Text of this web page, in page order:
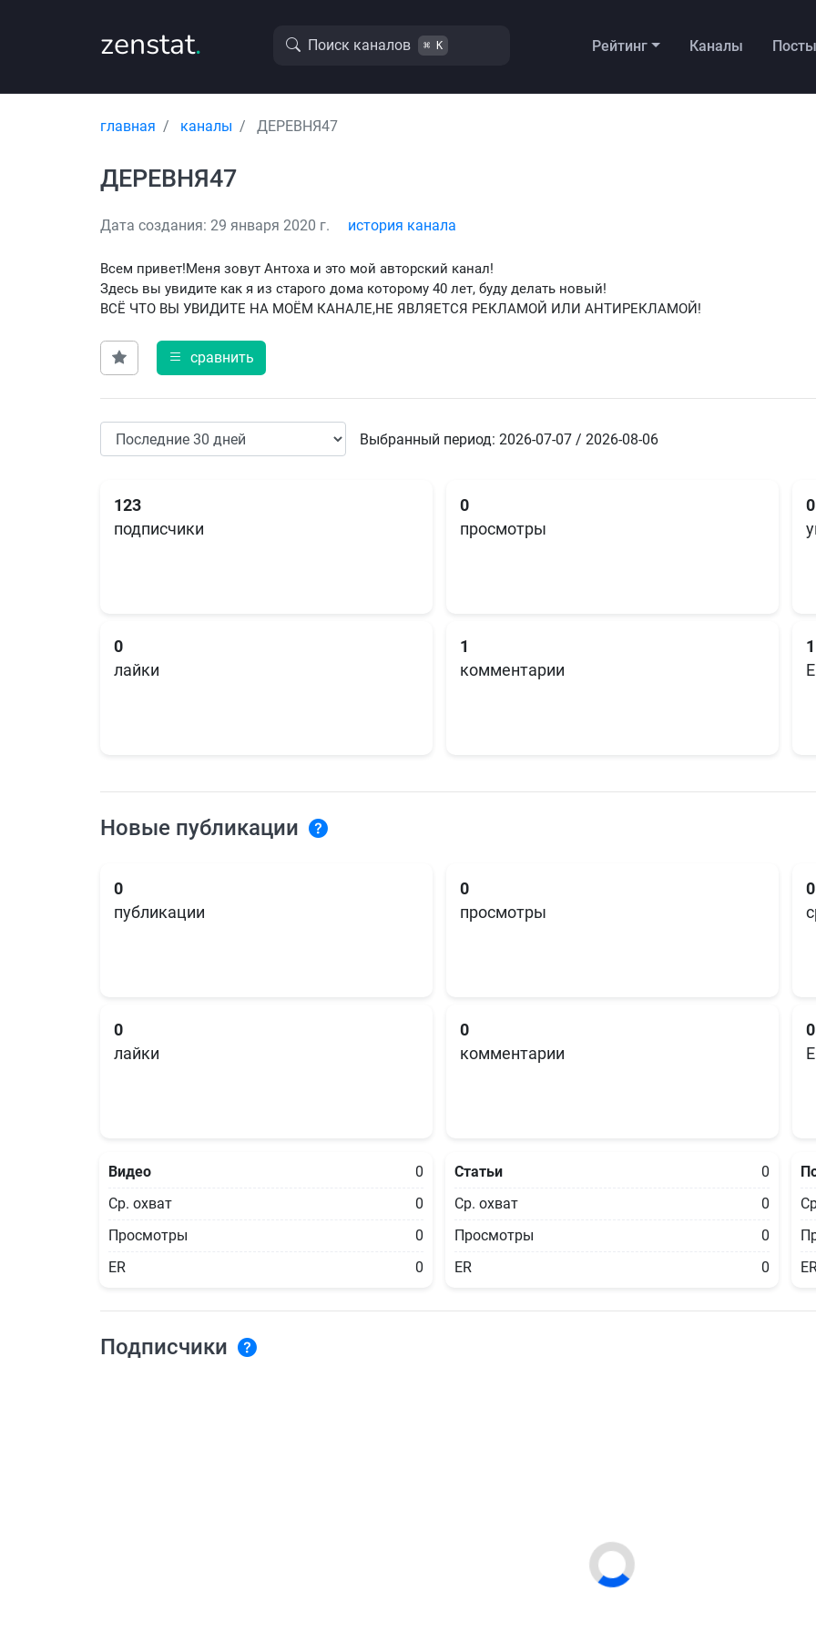
zenstat. Поиск каналов ⌘ K Рейтинг Каналы Посты
главная каналы ДЕРЕВНЯ47
ДЕРЕВНЯ47
Дата создания: 29 января 2020 г. история канала
Всем привет!Меня зовут Антоха и это мой авторский канал!
Здесь вы увидите как я из старого дома которому 40 лет, буду делать новый!
ВСЁ ЧТО ВЫ УВИДИТЕ НА МОЁМ КАНАЛЕ,НЕ ЯВЛЯЕТСЯ РЕКЛАМОЙ ИЛИ АНТИРЕКЛАМОЙ!
сравнить
Выбранный период: 2026-07-07 / 2026-08-06
123
подписчики
0
просмотры
0
0
лайки
1
комментарии
Новые публикации
0
публикации
0
просмотры
0
0
лайки
0
комментарии
0
Видео
0
Ср. охват
0
Просмотры
0
ER
0
Статьи
0
Ср. охват
0
Просмотры
0
ER
0
Подписчики